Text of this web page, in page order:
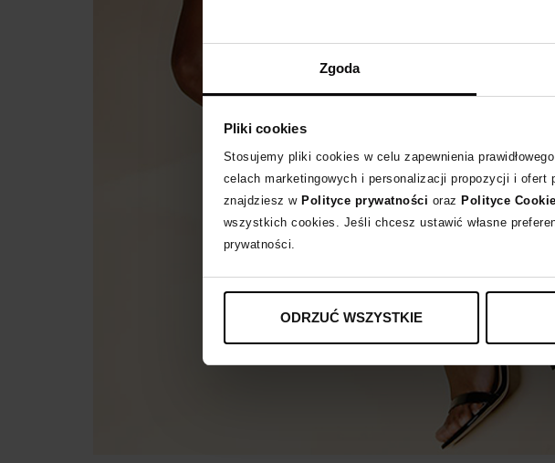
Zgoda
Pliki cookies
Stosujemy pliki cookies w celu zapewnienia
celach marketingowych i personalizacji propozycji i ofert
znajdziesz w Polityce prywatności oraz Polityce
wszystkich cookies. Jeśli chcesz ustawić własne
prywatności.
ODRZUĆ WSZYSTKIE